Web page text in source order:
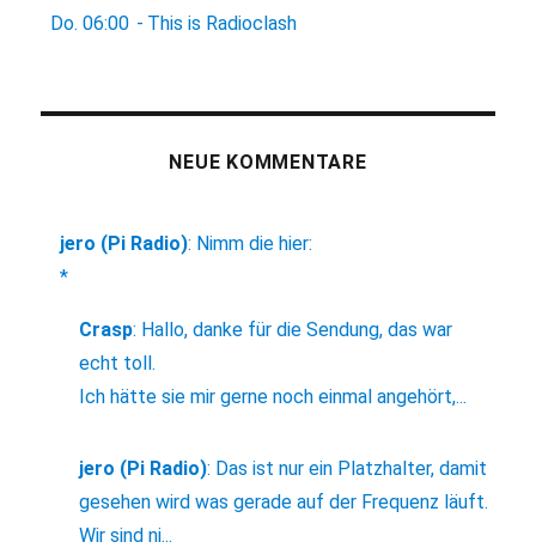
Do. 06:00 - This is Radioclash
NEUE KOMMENTARE
jero (Pi Radio): Nimm die hier:
*
Crasp: Hallo, danke für die Sendung, das war
echt toll.
Ich hätte sie mir gerne noch einmal angehört,...
jero (Pi Radio): Das ist nur ein Platzhalter, damit
gesehen wird was gerade auf der Frequenz läuft.
Wir sind ni...